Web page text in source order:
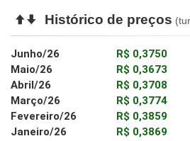
Histórico de preços
Junho/26
R$ 0,3750
Maio/26
R$ 0,3673
Abril/26
R$ 0,3708
Março/26
R$ 0,3774
Fevereiro/26
R$ 0,3859
Janeiro/26
R$ 0,3869